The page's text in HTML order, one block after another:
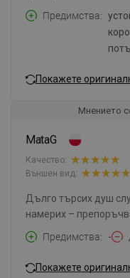
Предимства
Покажете
Мнението
MataG
Качество:
Външен вид:
Дълго търсих душ
намерих –
Предимства
-
Покажете